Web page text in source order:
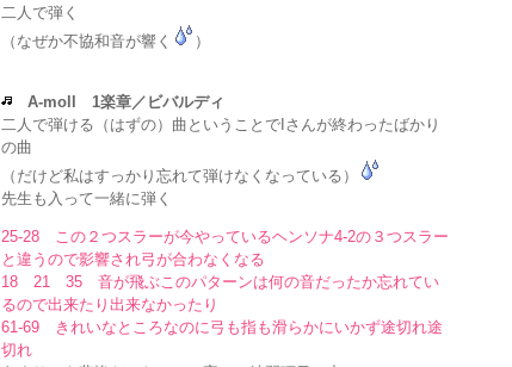
二人で弾く
（なぜか不協和音が響く
）
A-moll 1楽章／ビバルディ
二人で弾ける（はずの）曲ということでIさんが終わったばかり
の曲
（だけど私はすっかり忘れて弾けなくなっている）
先生も入って一緒に弾く
25-28 この２つスラーが今やっているヘンソナ4-2の３つスラー
と違うので影響され弓が合わなくなる
18 21 35 音が飛ぶこのパターンは何の音だったか忘れてい
るので出来たり出来なかったり
61-69 きれいなところなのに弓も指も滑らかにいかず途切れ途
切れ